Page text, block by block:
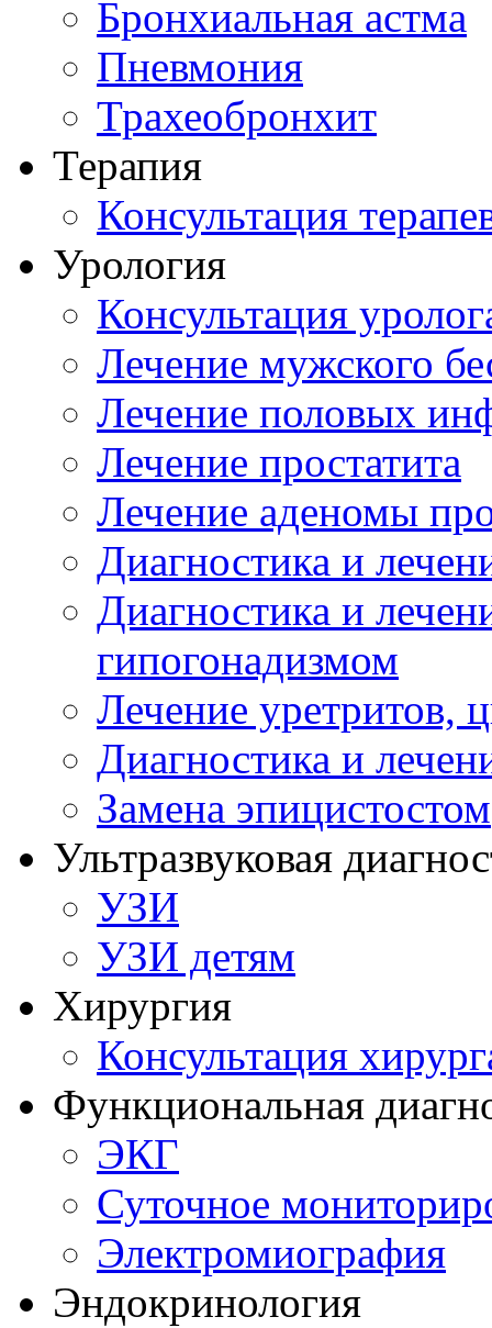
Бронхиальная астма
Пневмония
Трахеобронхит
Терапия
Консультация
Урология
Консультация
Лечение мужского
Лечение половых
Лечение простатита
Лечение аденомы
Диагностика и
Диагностика и
гипогонадизмом
Лечение уретритов,
Диагностика и
Замена эпицистостом
Ультразвуковая
УЗИ
УЗИ детям
Хирургия
Консультация
Функциональная
ЭКГ
Суточное
Электромиография
Эндокринология